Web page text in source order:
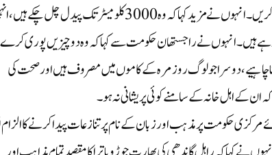
گاؤں میں فلورائیڈ کا مسئلہ ہے، جہاں پانی کا مسئلہ ہے، اسے مکمل طور پر حل کریں۔ انہوں نے مزید کہا کہ وہ 3000 کلومیٹر تک
رہے ہیں۔ انہوں نے راجستھان حکومت سے کہا کہ وہ دو چیزیں پوری
چاہیے، دوسرا جو لوگ روزمرہ کے کاموں میں مصروف ہیں اور صحت کی
اہل خانہ کے سامنے کوئی پریشانی نہ ہو۔
حکومت پر مذہب اور زبان کے نام پر تنازعات پیدا کرنے کا الزام